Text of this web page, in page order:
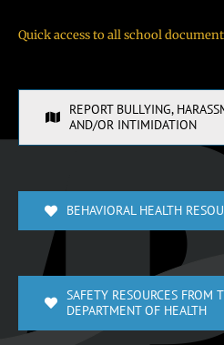
Quick access to all school
REPORT BULLYING,
AND/OR INTIMIDATION
BEHAVIORAL HEALTH
SAFETY RESOURCES FROM
DEPARTMENT OF HEALTH